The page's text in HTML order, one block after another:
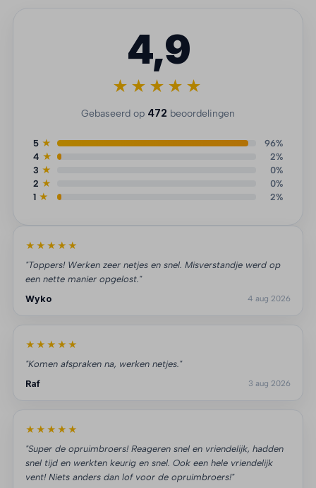
4,9
★★★★★
Gebaseerd op 472 beoordelingen
5 ★
96%
4 ★
2%
3 ★
0%
2 ★
0%
1 ★ 2%
★★★★★
"Toppers! Werken zeer netjes en snel. Misverstandje werd op
een nette manier opgelost."
Wyko
4 aug 2026
★★★★★
"Komen afspraken na, werken netjes."
Raf
3 aug 2026
★★★★★
"Super de opruimbroers! Reageren snel en vriendelijk, hadden
snel tijd en werkten keurig en snel. Ook een hele vriendelijk
vent! Niets anders dan lof voor de opruimbroers!"